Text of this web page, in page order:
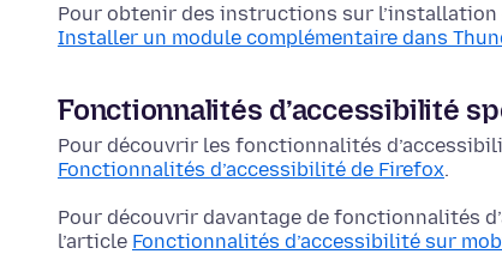
Pour obtenir des instructions sur
Installer un module complémentaire dans
Fonctionnalités d’accessibilité
Pour découvrir les fonctionnalités
Fonctionnalités d’accessibilité de Firefox.
Pour découvrir davantage de fonctionnalités
l’article Fonctionnalités d’accessibilité sur